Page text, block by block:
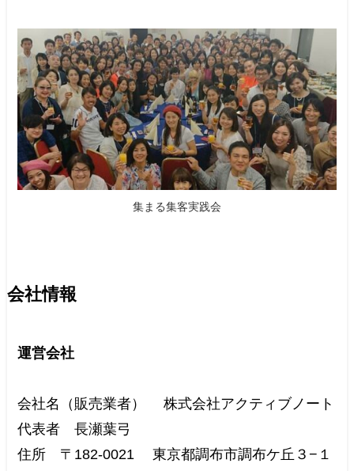
集まる集客実践会
会社情報
運営会社
会社名（販売業者） 株式会社アクティブノート
代表者 長瀬葉弓
住所 〒182-0021 東京都調布市調布ケ丘３−１